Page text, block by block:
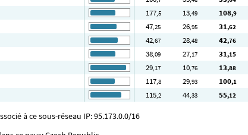
177,5 13,49 108,9
47,25 26,95 31,62
42,67 28,48 42,76
38,09 27,17 31,15
29,17 10,76 13,88
117,8 29,93 100,1
115,2 44,33 55,12
à ce sous-réseau IP: 95.173.0.0/16